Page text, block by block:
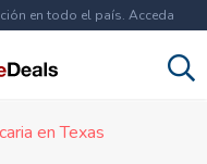
en todo el país. Acceda
en Texas